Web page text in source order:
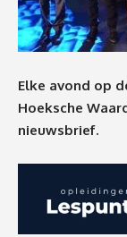
Elke avond op
Hoeksche
nieuwsbrief.